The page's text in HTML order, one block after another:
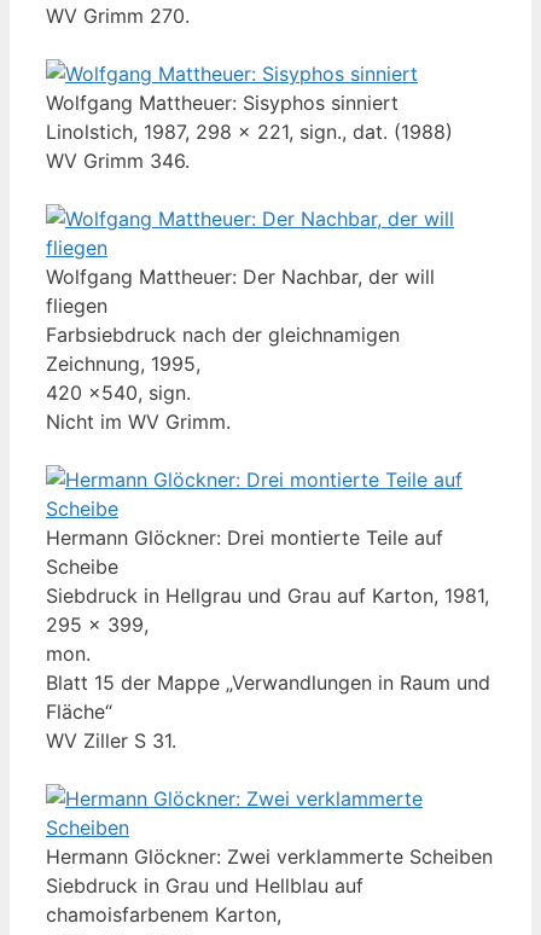
WV Grimm 270.
Wolfgang Mattheuer: Sisyphos sinniert
Linolstich, 1987, 298 x 221, sign., dat. (1988)
WV Grimm 346.
Wolfgang Mattheuer: Der Nachbar, der will
fliegen
Farbsiebdruck nach der gleichnamigen
Zeichnung, 1995,
420 x540, sign.
Nicht im WV Grimm.
Hermann Glöckner: Drei montierte Teile auf
Scheibe
Siebdruck in Hellgrau und Grau auf Karton, 1981,
295 x 399,
mon.
Blatt 15 der Mappe „Verwandlungen in Raum und
Fläche“
WV Ziller S 31.
Hermann Glöckner: Zwei verklammerte Scheiben
Siebdruck in Grau und Hellblau auf
chamoisfarbenem Karton,